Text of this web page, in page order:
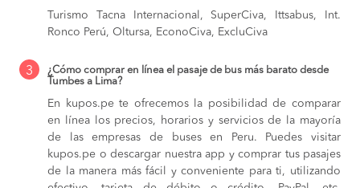
Turismo Tacna Internacional, SuperCiva, Ittsabus, Int.
Ronco Perú, Oltursa, EconoCiva, ExcluCiva
3
¿Cómo comprar en línea el pasaje de bus más barato desde
Tumbes a Lima?
En kupos.pe te ofrecemos la posibilidad de comparar
en línea los precios, horarios y servicios de la mayoría
de las empresas de buses en Peru. Puedes visitar
kupos.pe o descargar nuestra app y comprar tus pasajes
de la manera más fácil y conveniente para ti, utilizando